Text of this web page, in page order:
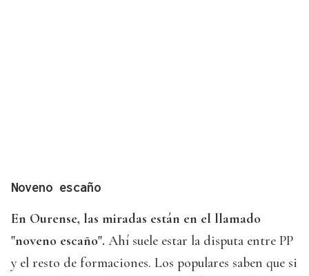
Noveno escaño
En Ourense, las miradas están en el llamado
"noveno escaño". Ahí suele estar la disputa entre PP
y el resto de formaciones. Los populares saben que si